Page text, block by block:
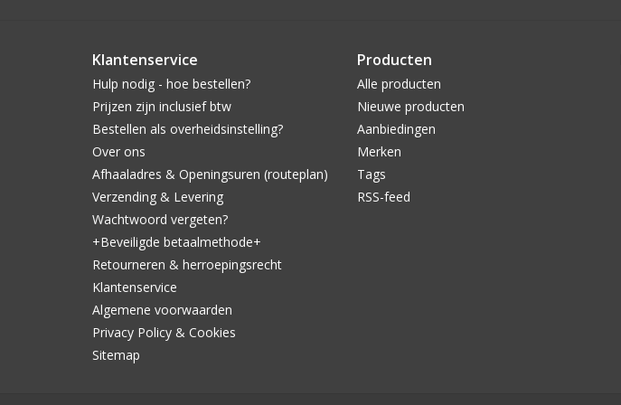
Klantenservice
Hulp nodig - hoe bestellen?
Prijzen zijn inclusief btw
Bestellen als overheidsinstelling?
Over ons
Afhaaladres & Openingsuren (routeplan)
Verzending & Levering
Wachtwoord vergeten?
+Beveiligde betaalmethode+
Retourneren & herroepingsrecht
Klantenservice
Algemene voorwaarden
Privacy Policy & Cookies
Sitemap
Producten
Alle producten
Nieuwe producten
Aanbiedingen
Merken
Tags
RSS-feed